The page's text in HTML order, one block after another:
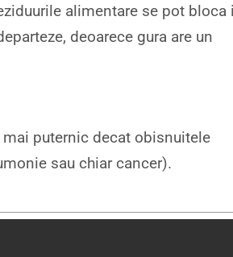
alimentare se pot bloca
deoarece gura are un
puternic decat obisnuitele
sau chiar cancer).